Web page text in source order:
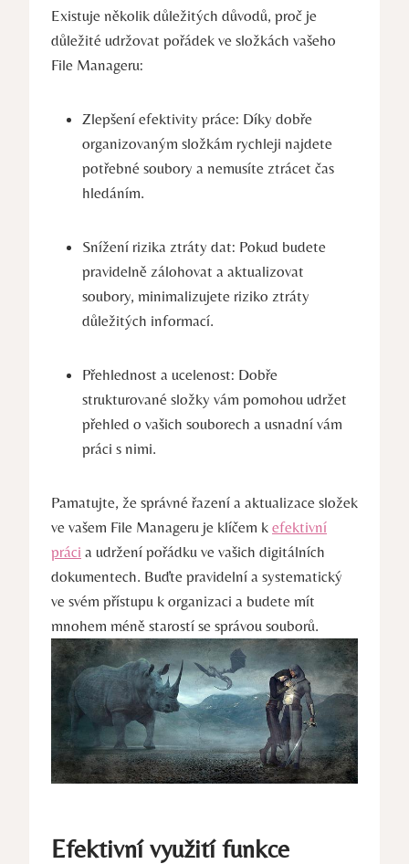
Existuje několik důležitých důvodů, proč je
důležité udržovat pořádek ve složkách vašeho
File Manageru:
Zlepšení efektivity práce: Díky dobře
organizovaným složkám rychleji najdete
potřebné soubory a nemusíte ztrácet čas
hledáním.
Snížení rizika ztráty dat: Pokud budete
pravidelně zálohovat a aktualizovat
soubory, minimalizujete riziko ztráty
důležitých informací.
Přehlednost a ucelenost: Dobře
strukturované složky vám pomohou udržet
přehled o vašich souborech a usnadní vám
práci s nimi.
Pamatujte, že správné řazení a aktualizace složek
ve vašem File Manageru je klíčem k efektivní
práci a udržení pořádku ve vašich digitálních
dokumentech. Buďte pravidelní a systematický
ve svém přístupu k organizaci a budete mít
mnohem méně starostí se správou souborů.
Efektivní využití funkce